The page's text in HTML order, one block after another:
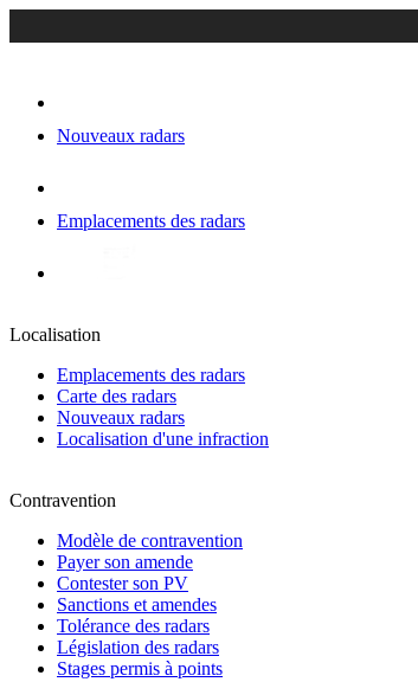
Nouveaux radars
Emplacements des radars
Localisation
Emplacements des radars
Carte des radars
Nouveaux radars
Localisation d'une infraction
Contravention
Modèle de contravention
Payer son amende
Contester son PV
Sanctions et amendes
Tolérance des radars
Législation des radars
Stages permis à points